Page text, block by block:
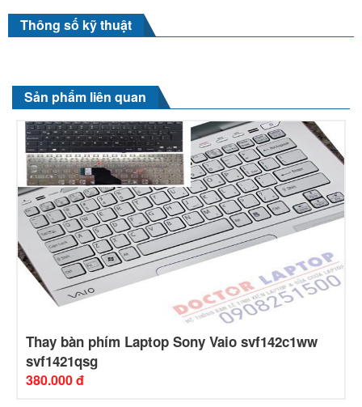
Thông số kỹ thuật
Sản phẩm liên quan
Thay bàn phím Laptop Sony Vaio svf142c1ww
svf1421qsg
380.000 đ